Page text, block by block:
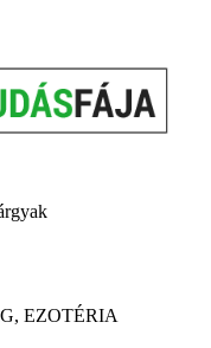
, EZOTÉRIA